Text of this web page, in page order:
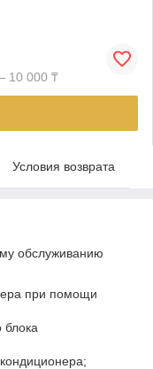
10 000 ₸
Условия возврата
обслуживанию
при помощи
блока